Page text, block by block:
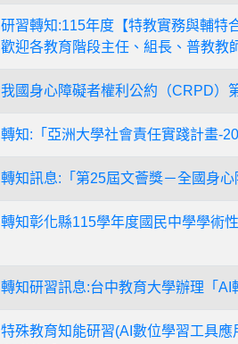
研習轉知:115年度【特教實務與輔特
歡迎各教育階段主任、組長、普教教
我國身心障礙者權利公約（CRPD）
轉知:「亞洲大學社會責任實踐計畫-
轉知訊息:「第25屆文薈獎－全國身
轉知彰化縣115學年度國民中學學術
轉知研習訊息:台中教育大學辦理「
特殊教育知能研習(AI數位學習工具